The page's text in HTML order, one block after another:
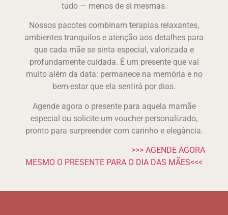
tudo — menos de si mesmas.
Nossos pacotes combinam terapias relaxantes,
ambientes tranquilos e atenção aos detalhes para
que cada mãe se sinta especial, valorizada e
profundamente cuidada. É um presente que vai
muito além da data: permanece na memória e no
bem-estar que ela sentirá por dias.
Agende agora o presente para aquela mamãe
especial ou solicite um voucher personalizado,
pronto para surpreender com carinho e elegância.
>>> AGENDE AGORA
MESMO O PRESENTE PARA O DIA DAS MÃES<<<